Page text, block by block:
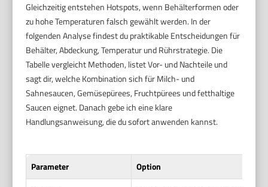
Gleichzeitig entstehen Hotspots, wenn Behälterformen oder
zu hohe Temperaturen falsch gewählt werden. In der
folgenden Analyse findest du praktikable Entscheidungen für
Behälter, Abdeckung, Temperatur und Rührstrategie. Die
Tabelle vergleicht Methoden, listet Vor- und Nachteile und
sagt dir, welche Kombination sich für Milch- und
Sahnesaucen, Gemüsepürees, Fruchtpürees und fetthaltige
Saucen eignet. Danach gebe ich eine klare
Handlungsanweisung, die du sofort anwenden kannst.
Parameter
Option